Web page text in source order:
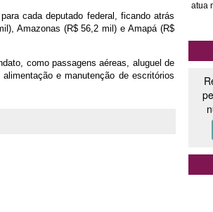
cada deputado federal, ficando atrás
Amazonas (R$ 56,2 mil) e Amapá (R$
como passagens aéreas, aluguel de
e manutenção de escritórios
atua